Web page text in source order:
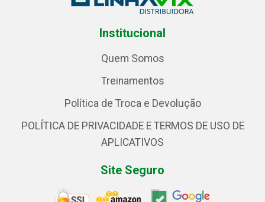
Institucional
Quem Somos
Treinamentos
Política de Troca e Devolução
POLÍTICA DE PRIVACIDADE E TERMOS DE USO DE
APLICATIVOS
Site Seguro